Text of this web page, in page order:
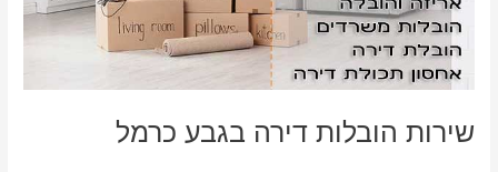
שירות הובלות דירה בגבע כרמל